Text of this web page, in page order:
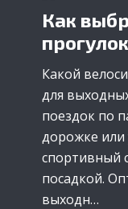
Как
Какой
для
поездок по
дорожке или
спортивный
посадкой.
выходн…